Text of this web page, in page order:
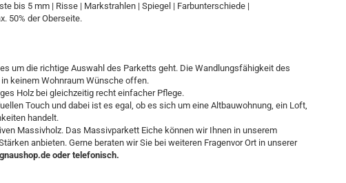
bis 5 mm | Risse | Markstrahlen | Spiegel | Farbunterschiede |
50% der Oberseite.
um die richtige Auswahl des Parketts geht. Die Wandlungsfähigkeit des
keinem Wohnraum Wünsche offen.
Holz bei gleichzeitig recht einfacher Pflege.
Touch und dabei ist es egal, ob es sich um eine Altbauwohnung, ein Loft,
handelt.
Massivholz. Das Massivparkett Eiche können wir Ihnen in unserem
anbieten. Gerne beraten wir Sie bei weiteren Fragenvor Ort in unserer
oder telefonisch.